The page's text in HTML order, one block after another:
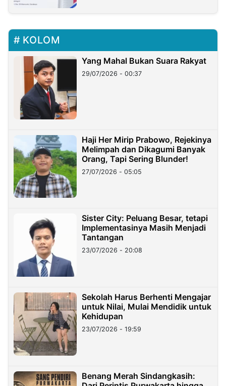
KOLOM
Yang Mahal Bukan Suara Rakyat
29/07/2026 - 00:37
Haji Her Mirip Prabowo, Rejekinya
Melimpah dan Dikagumi Banyak
Orang, Tapi Sering Blunder!
27/07/2026 - 05:05
Sister City: Peluang Besar, tetapi
Implementasinya Masih Menjadi
Tantangan
23/07/2026 - 20:08
Sekolah Harus Berhenti Mengajar
untuk Nilai, Mulai Mendidik untuk
Kehidupan
23/07/2026 - 19:59
Benang Merah Sindangkasih: